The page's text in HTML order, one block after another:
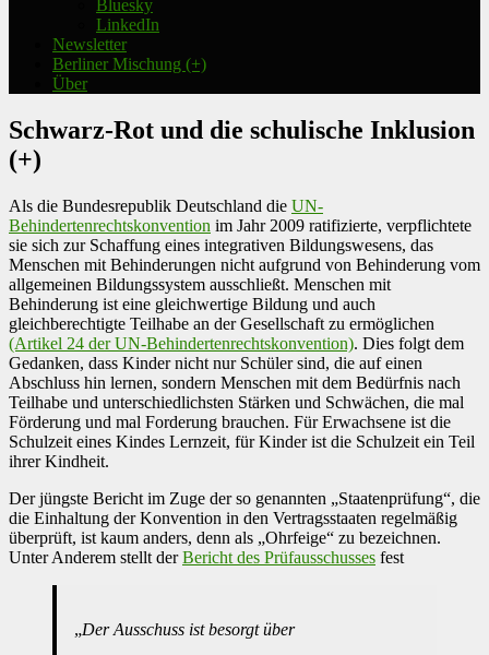
Bluesky
LinkedIn
Newsletter
Berliner Mischung (+)
Über
Schwarz-Rot und die schulische Inklusion
(+)
Als die Bundesrepublik Deutschland die UN-
Behindertenrechtskonvention im Jahr 2009 ratifizierte, verpflichtete
sie sich zur Schaffung eines integrativen Bildungswesens, das
Menschen mit Behinderungen nicht aufgrund von Behinderung vom
allgemeinen Bildungssystem ausschließt. Menschen mit
Behinderung ist eine gleichwertige Bildung und auch
gleichberechtigte Teilhabe an der Gesellschaft zu ermöglichen
(Artikel 24 der UN-Behindertenrechtskonvention). Dies folgt dem
Gedanken, dass Kinder nicht nur Schüler sind, die auf einen
Abschluss hin lernen, sondern Menschen mit dem Bedürfnis nach
Teilhabe und unterschiedlichsten Stärken und Schwächen, die mal
Förderung und mal Forderung brauchen. Für Erwachsene ist die
Schulzeit eines Kindes Lernzeit, für Kinder ist die Schulzeit ein Teil
ihrer Kindheit.
Der jüngste Bericht im Zuge der so genannten „Staatenprüfung“, die
die Einhaltung der Konvention in den Vertragsstaaten regelmäßig
überprüft, ist kaum anders, denn als „Ohrfeige“ zu bezeichnen.
Unter Anderem stellt derBericht des Prüfausschusses fest
„Der Ausschuss ist besorgt über